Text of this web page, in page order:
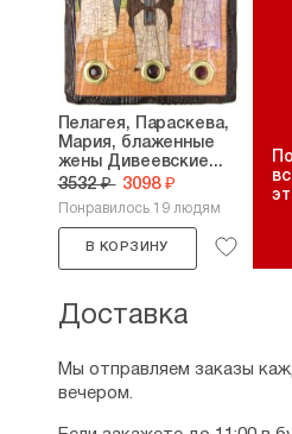
Пелагея, Параскева,
Мария, блаженные
жены Дивеевские...
3532 ₽ 3098 ₽
Понравилось 19 людям
В КОРЗИНУ
Доставка
Мы отправляем заказы
вечером.